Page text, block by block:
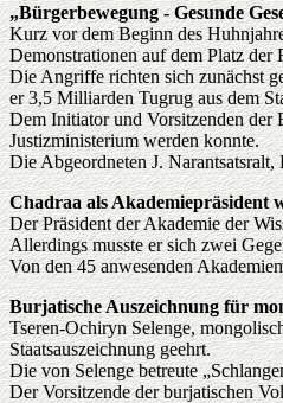
„Bürgerbewegung - Gesunde
Kurz vor dem Beginn des
Demonstrationen auf dem Platz
Die Angriffe richten sich zunächst
er 3,5 Milliarden Tugrug aus dem
Dem Initiator und Vorsitzenden der
Justizministerium werden konnte.
Die Abgeordneten J.
Chadraa als Akademiepräsident
Der Präsident der Akademie der
Allerdings musste er sich zwei
Von den 45 anwesenden
Burjatische Auszeichnung für
Tseren-Ochiryn Selenge,
Staatsauszeichnung geehrt.
Die von Selenge betreute
Der Vorsitzende der burjatischen